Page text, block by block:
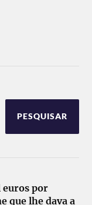
PESQUISAR
euros por
que lhe dava a